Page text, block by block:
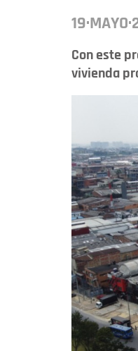
Con este
vivienda